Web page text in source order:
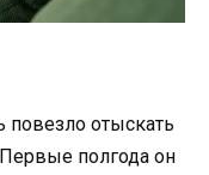
повезло отыскать
Первые полгода он